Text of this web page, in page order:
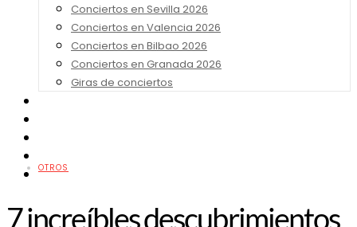
Conciertos en Sevilla 2026
Conciertos en Valencia 2026
Conciertos en Bilbao 2026
Conciertos en Granada 2026
Giras de conciertos
Contacto
OTROS
7 increíbles descubrimientos